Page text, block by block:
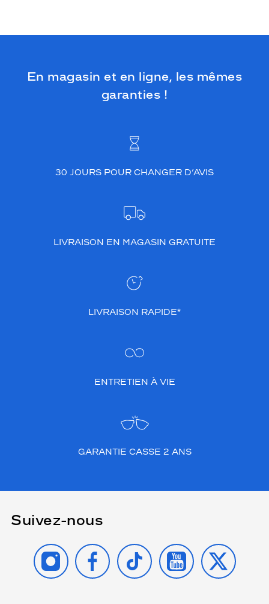
En magasin et en ligne, les mêmes
garanties !
30 JOURS POUR CHANGER D’AVIS
LIVRAISON EN MAGASIN GRATUITE
LIVRAISON RAPIDE*
ENTRETIEN À VIE
GARANTIE CASSE 2 ANS
Suivez-nous
INSTAGRAMFACEBOOK
TIKTOK YOUTUBE
X